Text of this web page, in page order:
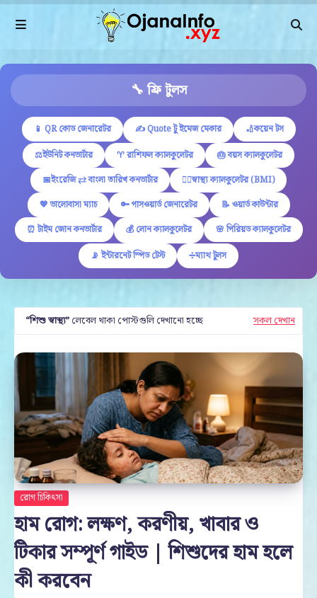
🔧 ফ্রি টুলস
📱 QR কোড জেনারেটর ✍ Quote টু ইমেজ মেকার
🏏কয়েন টস
⚖️ইউনিট কনভার্টার
♈ রাশিফল ক্যালকুলেটর
🎂 বয়স ক্যালকুলেটর
📅ইংরেজি ⇄ বাংলা তারিখ কনভার্টার
🏋️‍♂️স্বাস্থ্য ক্যালকুলেটর (BMI)
💖 ভালোবাসা ম্যাচ
🔑 পাসওয়ার্ড জেনারেটর
📝 ওয়ার্ড কাউন্টার
⏰ টাইম জোন কনভার্টার
💰 লোন ক্যালকুলেটর
🌸 পিরিয়ড ক্যালকুলেটর
📡 ইন্টারনেট স্পিড টেস্ট
➗ম্যাথ টুলস
শিশু স্বাস্থ্য লেবেল থাকা পোস্টগুলি দেখানো হচ্ছে সকল দেখান
রোগ চিকিৎসা
হাম রোগ: লক্ষণ, করণীয়, খাবার ও
টিকার সম্পূর্ণ গাইড | শিশুদের হাম হলে
কী করবেন